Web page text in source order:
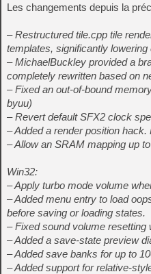
Les changements depuis la
– Restructured tile.cpp tile
templates, significantly
– MichaelBuckley provided a
completely rewritten based on
– Fixed an out-of-bound
byuu)
– Revert default SFX2 clock
– Added a render position
– Allow an SRAM mapping up
Win32:
– Apply turbo mode volume
– Added menu entry to load
before saving or loading states.
– Fixed sound volume resetting
– Added a save-state preview
– Added save banks for up to
– Added support for relative-